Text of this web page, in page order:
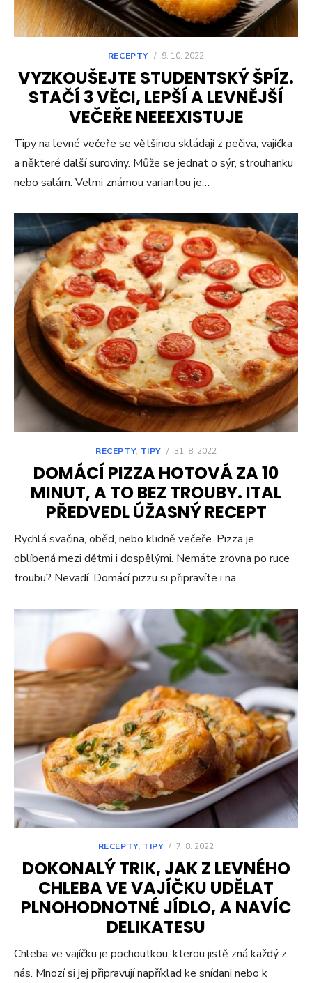
RECEPTY / 9. 10. 2022
VYZKOUŠEJTE STUDENTSKÝ ŠPÍZ.
STAČÍ 3 VĚCI, LEPŠÍ A LEVNĚJŠÍ
VEČEŘE NEEEXISTUJE
Tipy na levné večeře se většinou skládají z pečiva, vajíčka
a některé další suroviny. Může se jednat o sýr, strouhanku
nebo salám. Velmi známou variantou je…
RECEPTY, TIPY / 31. 8. 2022
DOMÁCÍ PIZZA HOTOVÁ ZA 10
MINUT, A TO BEZ TROUBY. ITAL
PŘEDVEDL ÚŽASNÝ RECEPT
Rychlá svačina, oběd, nebo klidně večeře. Pizza je
oblíbená mezi dětmi i dospělými. Nemáte zrovna po ruce
troubu? Nevadí. Domácí pizzu si připravíte i na…
RECEPTY, TIPY / 7. 8. 2022
DOKONALÝ TRIK, JAK Z LEVNÉHO
CHLEBA VE VAJÍČKU UDĚLAT
PLNOHODNOTNÉ JÍDLO, A NAVÍC
DELIKATESU
Chleba ve vajíčku je pochoutkou, kterou jistě zná každý z
nás. Mnozí si jej připravují například ke snídani nebo k